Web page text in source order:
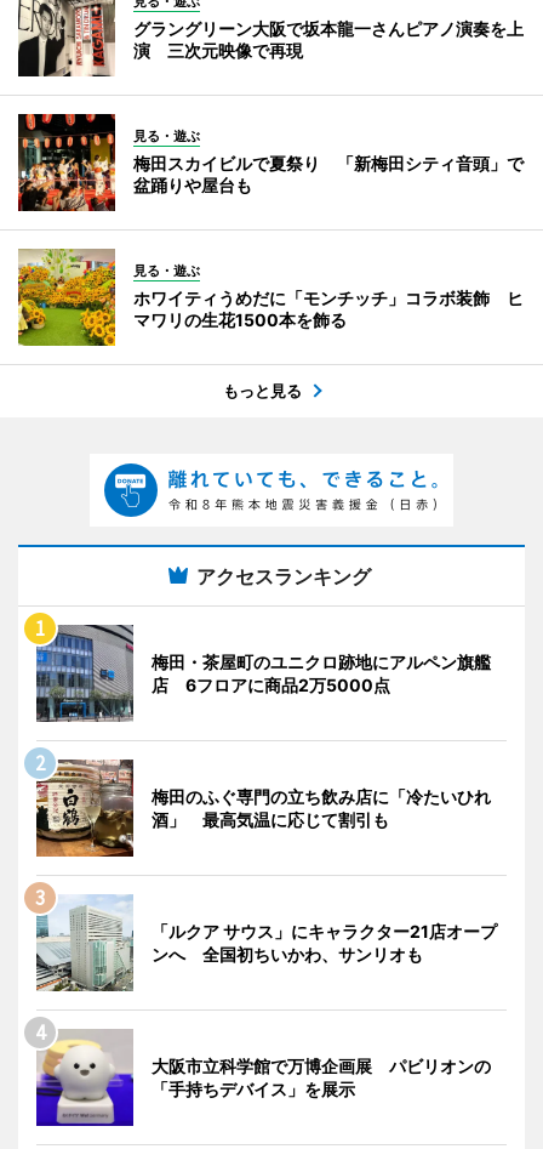
グラングリーン大阪で坂本龍一さんピアノ演奏を上
演 三次元映像で再現
見る・遊ぶ
梅田スカイビルで夏祭り 「新梅田シティ音頭」で
盆踊りや屋台も
見る・遊ぶ
ホワイティうめだに「モンチッチ」コラボ装飾 ヒ
マワリの生花1500本を飾る
もっと見る
アクセスランキング
梅田・茶屋町のユニクロ跡地にアルペン旗艦
店 6フロアに商品2万5000点
梅田のふぐ専門の立ち飲み店に「冷たいひれ
酒」 最高気温に応じて割引も
「ルクア サウス」にキャラクター21店オープ
ンへ 全国初ちいかわ、サンリオも
大阪市立科学館で万博企画展 パビリオンの
「手持ちデバイス」を展示